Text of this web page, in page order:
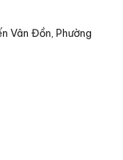
Vân Đồn, Phường